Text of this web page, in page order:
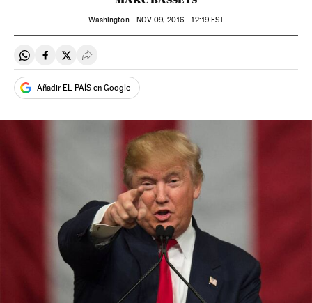
Washington - NOV 09, 2016 - 12:19EST
Compartir en Whatsapp
Compartir en Facebook
Compartir en Twitter
Desplegar Redes Sociales
Añadir EL PAÍS en Google